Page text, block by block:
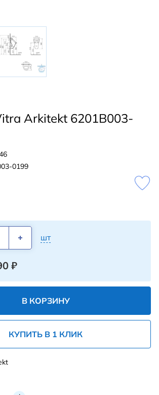
Arkitekt 6201B003-
0199
шт
₽
В КОРЗИНУ
КУПИТЬ В 1 КЛИК